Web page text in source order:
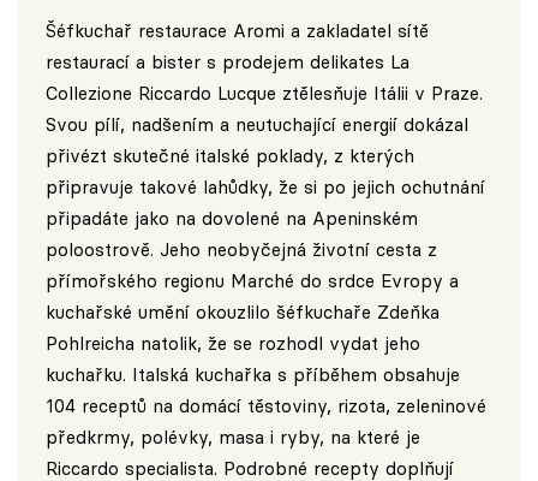
Šéfkuchař restaurace Aromi a zakladatel sítě
restaurací a bister s prodejem delikates La
Collezione Riccardo Lucque ztělesňuje Itálii v Praze.
Svou pílí, nadšením a neutuchající energií dokázal
přivézt skutečné italské poklady, z kterých
připravuje takové lahůdky, že si po jejich ochutnání
připadáte jako na dovolené na Apeninském
poloostrově. Jeho neobyčejná životní cesta z
přímořského regionu Marché do srdce Evropy a
kuchařské umění okouzlilo šéfkuchaře Zdeňka
Pohlreicha natolik, že se rozhodl vydat jeho
kuchařku. Italská kuchařka s příběhem obsahuje
104 receptů na domácí těstoviny, rizota, zeleninové
předkrmy, polévky, masa i ryby, na které je
Riccardo specialista. Podrobné recepty doplňují